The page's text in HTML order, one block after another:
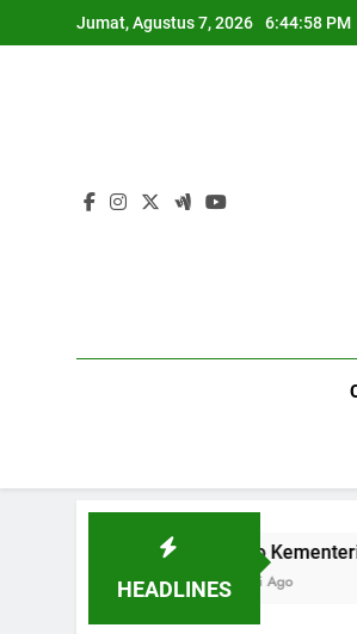
to
Jumat, Agustus 7, 2026 6:44:59 PM
HEADLINES
Logo Kementerian
2 Hari Ago